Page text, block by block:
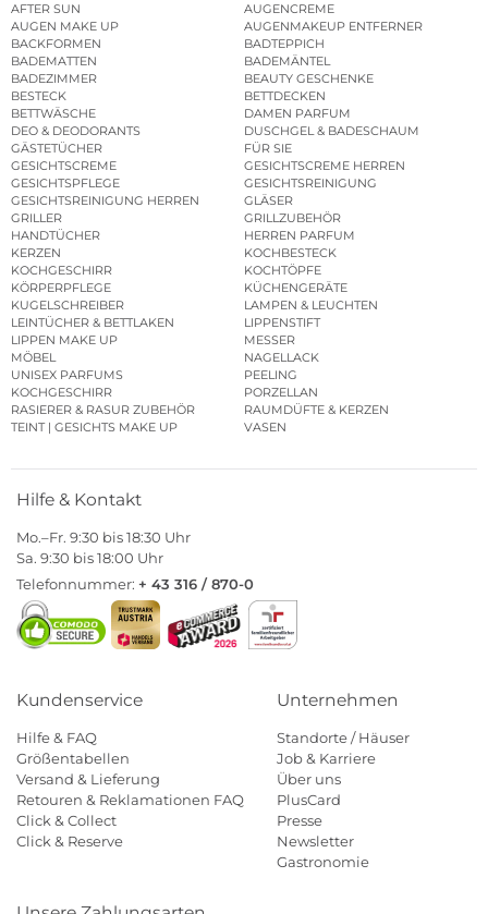
AFTER SUN
AUGENCREME
AUGEN MAKE UP
AUGENMAKEUP ENTFERNER
BACKFORMEN
BADTEPPICH
BADEMATTEN
BADEMÄNTEL
BADEZIMMER
BEAUTY GESCHENKE
BESTECK
BETTDECKEN
BETTWÄSCHE
DAMEN PARFUM
DEO & DEODORANTS
DUSCHGEL & BADESCHAUM
GÄSTETÜCHER
FÜR SIE
GESICHTSCREME
GESICHTSCREME HERREN
GESICHTSPFLEGE
GESICHTSREINIGUNG
GESICHTSREINIGUNG HERREN
GLÄSER
GRILLER
GRILLZUBEHÖR
HANDTÜCHER
HERREN PARFUM
KERZEN
KOCHBESTECK
KOCHGESCHIRR
KOCHTÖPFE
KÖRPERPFLEGE
KÜCHENGERÄTE
KUGELSCHREIBER
LAMPEN & LEUCHTEN
LEINTÜCHER & BETTLAKEN
LIPPENSTIFT
LIPPEN MAKE UP
MESSER
MÖBEL
NAGELLACK
UNISEX PARFUMS
PEELING
KOCHGESCHIRR
PORZELLAN
RASIERER & RASUR ZUBEHÖR
RAUMDÜFTE & KERZEN
TEINT | GESICHTS MAKE UP
VASEN
Hilfe & Kontakt
Mo.–Fr. 9:30 bis 18:30 Uhr
Sa. 9:30 bis 18:00 Uhr
Telefonnummer: + 43 316 / 870-0
Kundenservice
Hilfe & FAQ
Größentabellen
Versand & Lieferung
Retouren & Reklamationen FAQ
Click & Collect
Click & Reserve
Unternehmen
Standorte / Häuser
Job & Karriere
Über uns
PlusCard
Presse
Newsletter
Gastronomie